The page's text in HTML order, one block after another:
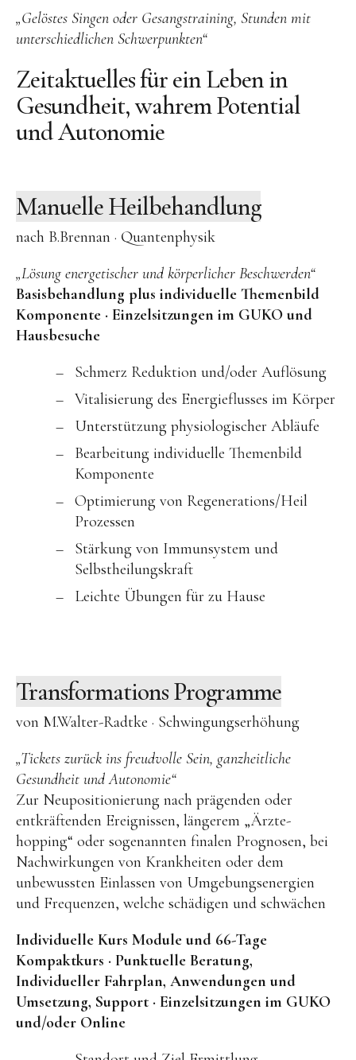
„Gelöstes Singen oder Gesangstraining, Stunden mit
unterschiedlichen Schwerpunkten“
Zeitaktuelles für ein Leben in
Gesundheit, wahrem Potential
und Autonomie
Manuelle Heilbehandlung
nach B.Brennan · Quantenphysik
„Lösung energetischer und körperlicher Beschwerden“
Basisbehandlung plus individuelle Themenbild
Komponente · Einzelsitzungen im GUKO und
Hausbesuche
Schmerz Reduktion und/oder Auflösung
Vitalisierung des Energieflusses im Körper
Unterstützung physiologischer Abläufe
Bearbeitung individuelle Themenbild
Komponente
Optimierung von Regenerations/Heil
Prozessen
Stärkung von Immunsystem und
Selbstheilungskraft
Leichte Übungen für zu Hause
Transformations Programme
von M.Walter-Radtke · Schwingungserhöhung
„Tickets zurück ins freudvolle Sein, ganzheitliche
Gesundheit und Autonomie“
Zur Neupositionierung nach prägenden oder
entkräftenden Ereignissen, längerem „Ärzte-
hopping“ oder sogenannten finalen Prognosen, bei
Nachwirkungen von Krankheiten oder dem
unbewussten Einlassen von Umgebungsenergien
und Frequenzen, welche schädigen und schwächen
Individuelle Kurs Module und 66-Tage
Kompaktkurs · Punktuelle Beratung,
Individueller Fahrplan, Anwendungen und
Umsetzung, Support · Einzelsitzungen im GUKO
und/oder Online